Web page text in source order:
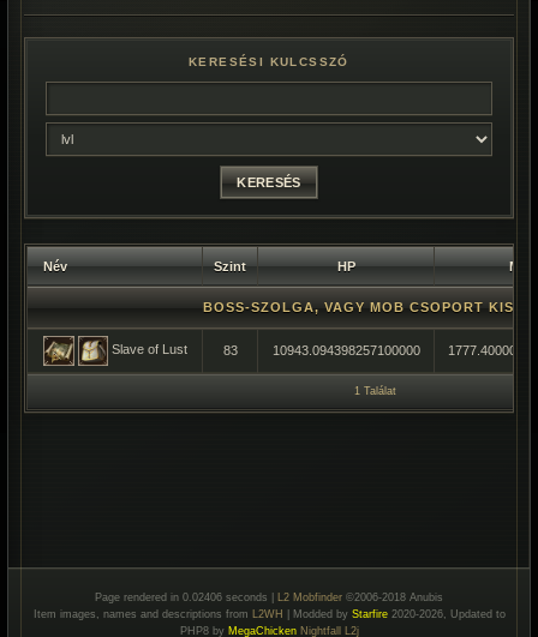
KERESÉSI KULCSSZÓ
Név Szint HP MP
BOSS-SZOLGA, VAGY MOB CSOPORT
Slave of Lust 83 10943.094398257100000
1 Találat
Page rendered in 0.02406 seconds | L2 Mobfinder ©2006-2018 Anubis
Item images, names and descriptions from L2WH | Modded by Starfire2020-2026, Updated to
PHP8 by MegaChicken Nightfall L2j